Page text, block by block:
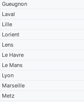
Gueugnon
Laval
Lille
Lorient
Lens
Le Havre
Le Mans
Lyon
Marseille
Metz